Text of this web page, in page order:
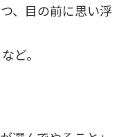
、目の前に思い浮
ど。